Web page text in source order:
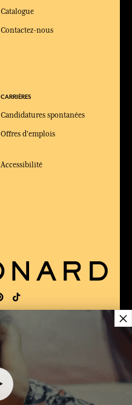
Catalogue
Contactez-nous
CARRIÈRES
Candidatures spontanées
Offres d'emplois
Accessibilité
×